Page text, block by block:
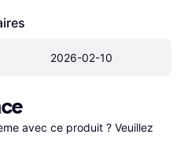
2026-02-10
avec ce produit ? Veuillez